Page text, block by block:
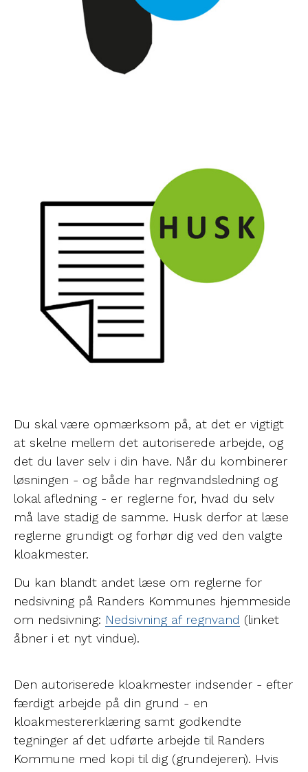
Du skal være opmærksom på, at det er vigtigt
at skelne mellem det autoriserede arbejde, og
det du laver selv i din have. Når du kombinerer
løsningen - og både har regnvandsledning og
lokal afledning - er reglerne for, hvad du selv
må lave stadig de samme. Husk derfor at læse
reglerne grundigt og forhør dig ved den valgte
kloakmester.
Du kan blandt andet læse om reglerne for
nedsivning på Randers Kommunes hjemmeside
om nedsivning: Nedsivning af regnvand (linket
åbner i et nyt vindue).
Den autoriserede kloakmester indsender - efter
færdigt arbejde på din grund - en
kloakmestererklæring samt godkendte
tegninger af det udførte arbejde til Randers
Kommune med kopi til dig (grundejeren). Hvis